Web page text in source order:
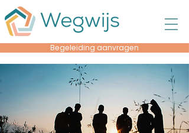
Begeleiding aanvragen